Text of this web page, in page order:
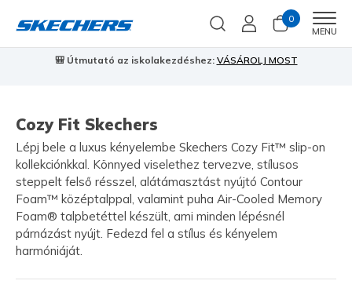
0
MENU
🎒 Útmutató az iskolakezdéshez: VÁSÁROLJ MOST
Cozy Fit Skechers
Lépj bele a luxus kényelembe Skechers Cozy Fit™ slip-on
kollekciónkkal. Könnyed viselethez tervezve, stílusos
steppelt felső résszel, alátámasztást nyújtó Contour
Foam™ középtalppal, valamint puha Air-Cooled Memory
Foam® talpbetéttel készült, ami minden lépésnél
párnázást nyújt. Fedezd fel a stílus és kényelem
harmóniáját.